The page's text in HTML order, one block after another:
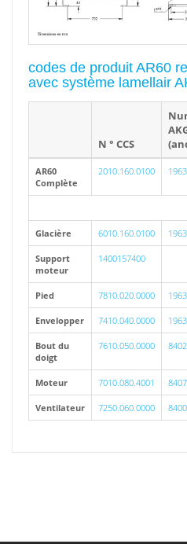
codes de produit AR60
avec système lamellair
N ° CCS
AR60
Complète
2010.160.0100
Glacière 6010.160.0100
Support
moteur
1400157400
Pied 7810.020.0000
Envelopper 7410.040.0000
Bout du
doigt
7610.050.0000
Moteur 7010.080.4001
Ventilateur 7250.060.0000